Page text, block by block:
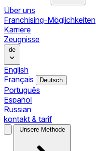
Über uns
Franchising-Möglichkeiten
Karriere
Zeugnisse
de
English
Français
Deutsch
Português
Español
Russian
kontakt & tarif
Unsere Methode